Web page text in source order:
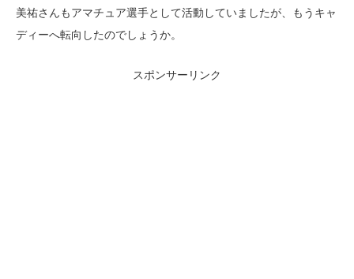
美祐さんもアマチュア選手として活動していましたが、もうキャ
ディーへ転向したのでしょうか。
スポンサーリンク